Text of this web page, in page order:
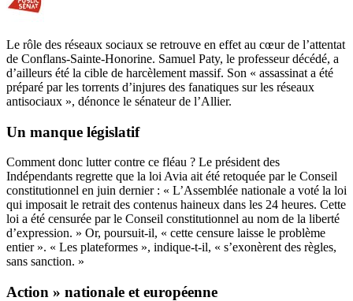
Le rôle des réseaux sociaux se retrouve en effet au cœur de l’attentat
de Conflans-Sainte-Honorine. Samuel Paty, le professeur décédé, a
d’ailleurs été la cible de harcèlement massif. Son « assassinat a été
préparé par les torrents d’injures des fanatiques sur les réseaux
antisociaux », dénonce le sénateur de l’Allier.
Un manque législatif
Comment donc lutter contre ce fléau ? Le président des
Indépendants regrette que la loi Avia ait été retoquée par le Conseil
constitutionnel en juin dernier : « L’Assemblée nationale a voté la loi
qui imposait le retrait des contenus haineux dans les 24 heures. Cette
loi a été censurée par le Conseil constitutionnel au nom de la liberté
d’expression. » Or, poursuit-il, « cette censure laisse le problème
entier ». « Les plateformes », indique-t-il, « s’exonèrent des règles,
sans sanction. »
Action » nationale et européenne